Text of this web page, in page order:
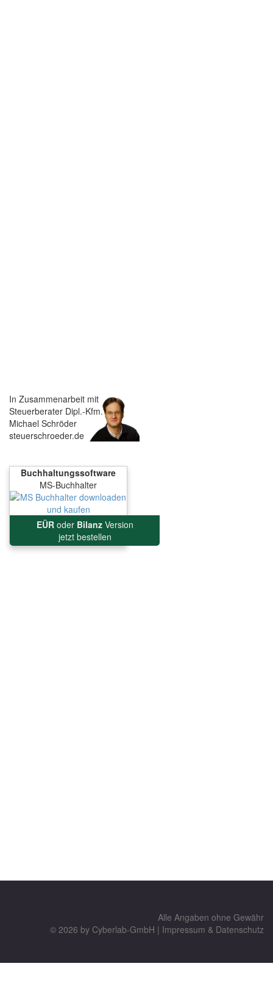
In Zusammenarbeit mit
Steuerberater Dipl.-Kfm.
Michael Schröder
steuerschroeder.de
Buchhaltungssoftware
MS-Buchhalter
EÜRoder BilanzVersion
jetzt bestellen
Alle Angaben ohne Gewähr
© 2026 by Cyberlab-GmbH | Impressum & Datenschutz